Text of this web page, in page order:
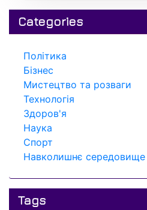
Categories
Політика
Бізнес
Мистецтво та розваги
Технологія
Здоров'я
Наука
Спорт
Навколишнє середовище
Tags